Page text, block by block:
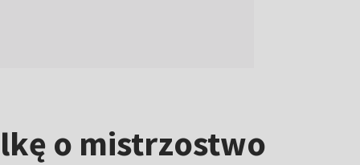
o mistrzostwo